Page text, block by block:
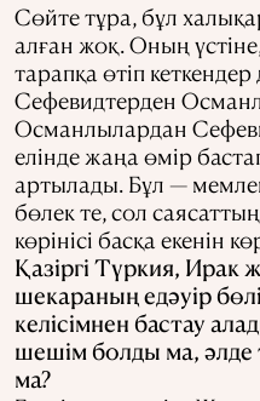
Сөйте тұра, бұл
алған жоқ. Оның
тарапқа өтіп
Сефевидтерден
Османлылардан
елінде жаңа өмір
артылады. Бұл —
бөлек те, сол саясаттың
көрінісі басқа екенін
Қазіргі Түркия, Ирак
шекараның едәуір
келісімнен бастау
шешім болды ма,
ма?